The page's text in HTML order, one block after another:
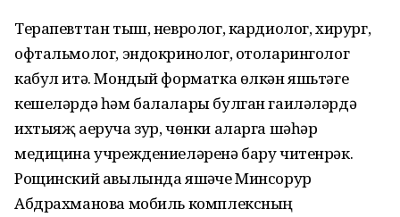
Терапевттан тыш, невролог, кардиолог, хирург,
офтальмолог, эндокринолог, отоларинголог
кабул итә. Мондый форматка өлкән яшьтәге
кешеләрдә һәм балалары булган гаиләләрдә
ихтыяҗ аеруча зур, чөнки аларга шәһәр
медицина учреждениеләренә бару читенрәк.
Рощинский авылында яшәүче Минсорур
Абдрахманова мобиль комплексның